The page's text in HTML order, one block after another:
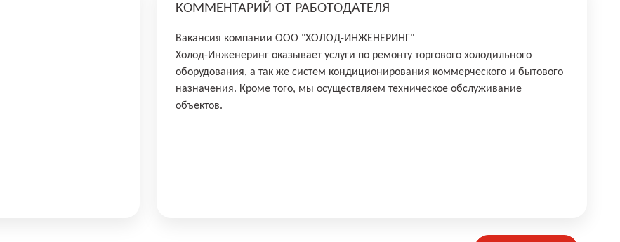
КОММЕНТАРИЙ ОТ РАБОТОДАТЕЛЯ
Вакансия компании ООО "ХОЛОД-ИНЖЕНЕРИНГ"
Холод-Инженеринг оказывает услуги по ремонту торгового холодильного
оборудования, а так же систем кондиционирования коммерческого и бытового
назначения. Кроме того, мы осуществляем техническое обслуживание
объектов.